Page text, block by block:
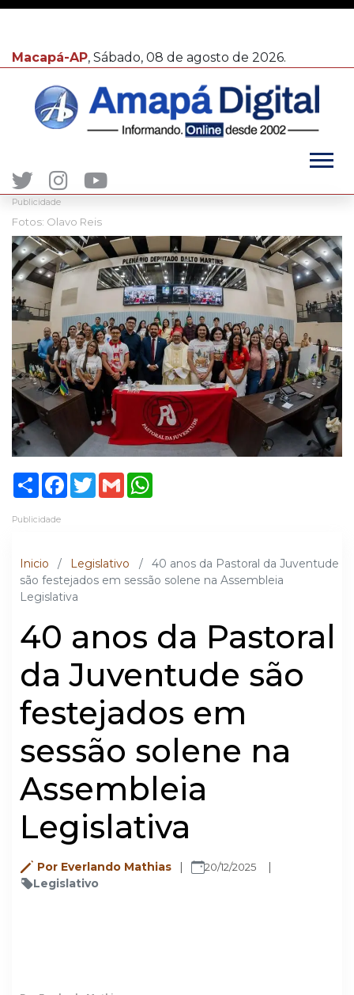
Macapá-AP, Sábado, 08 de agosto de 2026.
Publicidade
Fotos: Olavo Reis
ShareFacebook
TwitterGmail
Publicidade
Inicio / Legislativo /
40 anos da Pastoral da Juventude
são festejados em sessão solene na Assembleia
Legislativa
40 anos da Pastoral
da Juventude são
festejados em
sessão solene na
Assembleia
Legislativa
Por Everlando Mathias 20/12/2025
Legislativo